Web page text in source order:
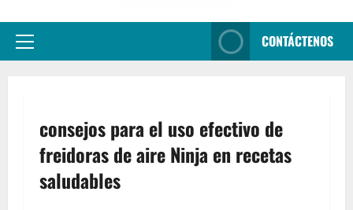
Menu
CONTÁCTENOS
consejos para el uso efectivo de
freidoras de aire Ninja en recetas
saludables